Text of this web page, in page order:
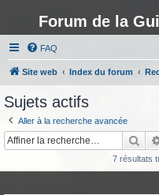
Forum de la
FAQ
Site web Index du forum
Sujets actifs
Aller à la recherche avancée
7 résultats